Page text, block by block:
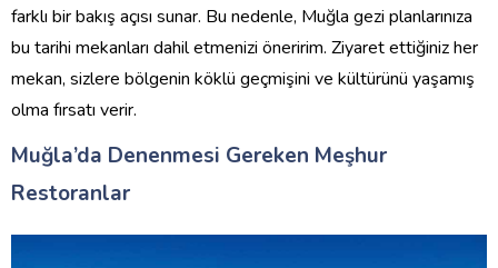
farklı bir bakış açısı sunar. Bu nedenle, Muğla gezi planlarınıza
bu tarihi mekanları dahil etmenizi öneririm. Ziyaret ettiğiniz her
mekan, sizlere bölgenin köklü geçmişini ve kültürünü yaşamış
olma fırsatı verir.
Muğla’da Denenmesi Gereken Meşhur
Restoranlar